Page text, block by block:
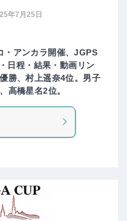
年7月25日
・アンカラ開催、JGPS
日程・結果・動画リン
勝、村上遥奈4位。男子
高橋星名2位。